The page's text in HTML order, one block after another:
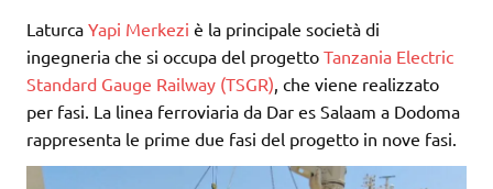
Laturca Yapi Merkezi è la principale società di
ingegneria che si occupa del progetto Tanzania Electric
Standard Gauge Railway (TSGR) , che viene realizzato
per fasi. La linea ferroviaria da Dar es Salaam a Dodoma
rappresenta le prime due fasi del progetto in nove fasi.